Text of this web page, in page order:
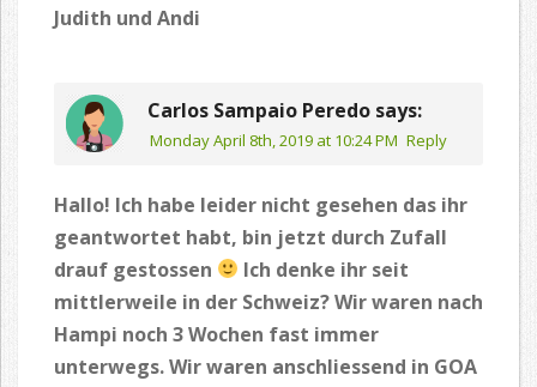
Judith und Andi
Carlos Sampaio Peredo says:
Monday April 8th, 2019 at 10:24 PM Reply
Hallo! Ich habe leider nicht gesehen das ihr
geantwortet habt, bin jetzt durch Zufall
drauf gestossen
Ich denke ihr seit
mittlerweile in der Schweiz? Wir waren nach
Hampi noch 3 Wochen fast immer
unterwegs. Wir waren anschliessend in GOA